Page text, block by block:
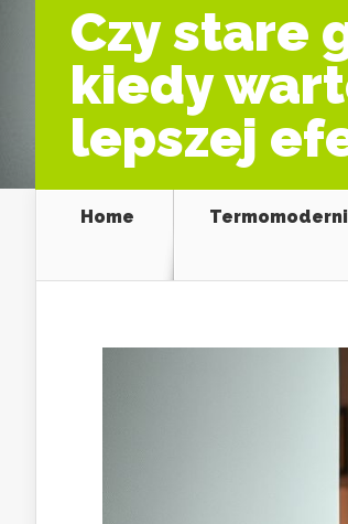
Czy stare
kiedy
lepszej
Home